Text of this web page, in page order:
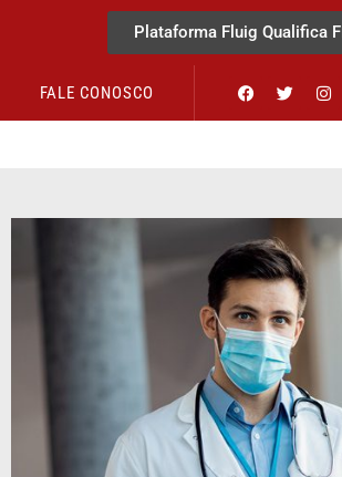
Plataforma Fluig Qualifica
FALE CONOSCO